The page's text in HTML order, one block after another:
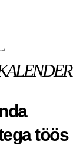
töös